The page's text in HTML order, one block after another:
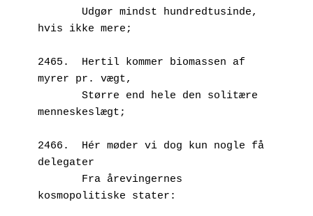
hvis ikke mere;
2465.  Hertil kommer biomassen af
myrer pr. vægt,
menneskeslægt;
2466.  Hér møder vi dog kun nogle få
delegater
kosmopolitiske stater: